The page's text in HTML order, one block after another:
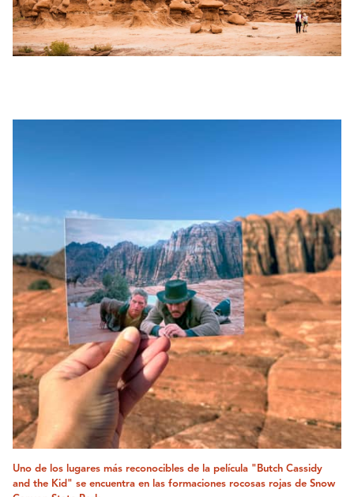
Uno de los lugares más reconocibles de la película "Butch Cassidy
and the Kid" se encuentra en las formaciones rocosas rojas de Snow